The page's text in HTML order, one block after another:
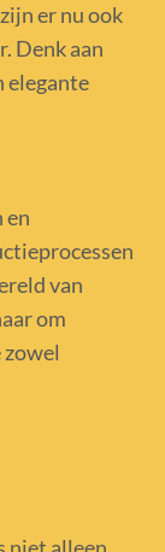
er nu ook
Denk aan
elegante
en
van
om